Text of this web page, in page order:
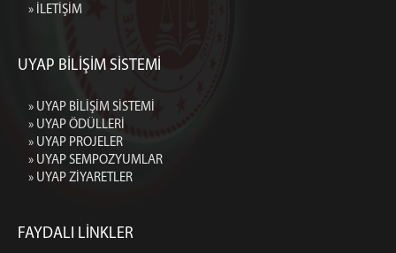
» İLETİŞİM
UYAP BİLİŞİM SİSTEMİ
» UYAP BİLİŞİM SİSTEMİ
» UYAP ÖDÜLLERİ
» UYAP PROJELER
» UYAP SEMPOZYUMLAR
» UYAP ZİYARETLER
FAYDALI LİNKLER